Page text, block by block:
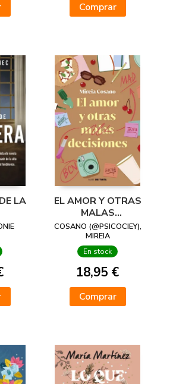
Comprar
LA
EL AMOR Y OTRAS
MALAS
DECISIONES
COSANO (@PSICOCIEY),
MIREIA
En stock
18,95 €
Comprar